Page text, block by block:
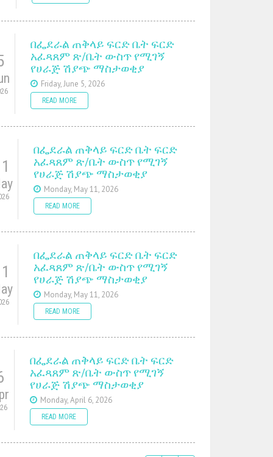
በፌደራል ጠቅላይ ፍርድ ቤት ፍርድ
አፈጻጸም ጽ/ቤት ውስጥ የሚገኝ
የሀራጅ ሽያጭ ማስታወቂያ
Friday, June 5, 2026
READ MORE
በፌደራል ጠቅላይ ፍርድ ቤት ፍርድ
አፈጻጸም ጽ/ቤት ውስጥ የሚገኝ
የሀራጅ ሽያጭ ማስታወቂያ
Monday, May 11, 2026
READ MORE
በፌደራል ጠቅላይ ፍርድ ቤት ፍርድ
አፈጻጸም ጽ/ቤት ውስጥ የሚገኝ
የሀራጅ ሽያጭ ማስታወቂያ
Monday, May 11, 2026
READ MORE
በፌደራል ጠቅላይ ፍርድ ቤት ፍርድ
አፈጻጸም ጽ/ቤት ውስጥ የሚገኝ
የሀራጅ ሽያጭ ማስታወቂያ
Monday, April 6, 2026
READ MORE